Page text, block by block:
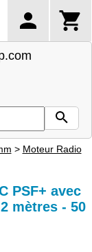
> Moteur Radio
PSF+ avec
mètres - 50